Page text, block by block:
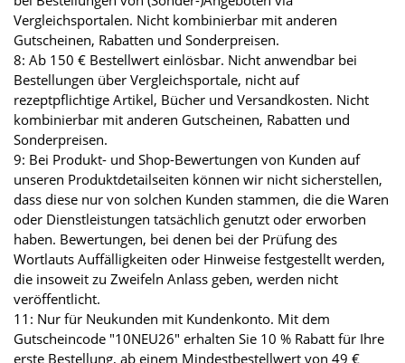
Vergleichsportalen. Nicht kombinierbar mit anderen
Gutscheinen, Rabatten und Sonderpreisen.
8: Ab 150 € Bestellwert einlösbar. Nicht anwendbar bei
Bestellungen über Vergleichsportale, nicht auf
rezeptpflichtige Artikel, Bücher und Versandkosten. Nicht
kombinierbar mit anderen Gutscheinen, Rabatten und
Sonderpreisen.
9: Bei Produkt- und Shop-Bewertungen von Kunden auf
unseren Produktdetailseiten können wir nicht sicherstellen,
dass diese nur von solchen Kunden stammen, die die Waren
oder Dienstleistungen tatsächlich genutzt oder erworben
haben. Bewertungen, bei denen bei der Prüfung des
Wortlauts Auffälligkeiten oder Hinweise festgestellt werden,
die insoweit zu Zweifeln Anlass geben, werden nicht
veröffentlicht.
11: Nur für Neukunden mit Kundenkonto. Mit dem
Gutscheincode "10NEU26" erhalten Sie 10 % Rabatt für Ihre
erste Bestellung, ab einem Mindestbestellwert von 49 €